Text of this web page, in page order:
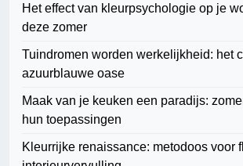
Het effect van kleurpsychologie op je
deze zomer
Tuindromen worden werkelijkheid: het
azuurblauwe oase
Maak van je keuken een paradijs:
hun toepassingen
Kleurrijke renaissance: metodoos voor